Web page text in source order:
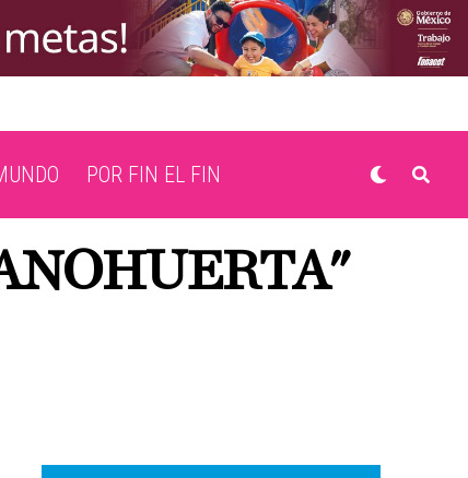
POR FIN EL FIN